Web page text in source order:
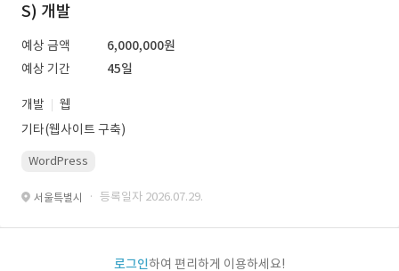
S) 개발
예상 금액
6,000,000원
예상 기간
45일
개발
웹
기타(웹사이트 구축)
WordPress
서울특별시 · 등록일자 2026.07.29.
로그인하여 편리하게 이용하세요!